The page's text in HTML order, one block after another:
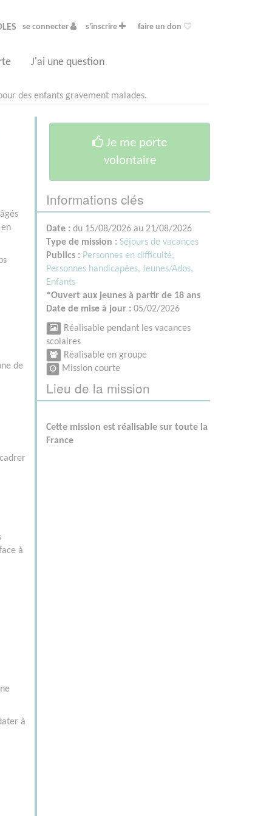
se connecter s'inscrire faire un don
J'ai une question
des enfants gravement malades.
de
à
à
Je me porte
volontaire
Informations clés
Date : du 15/08/2026 au 21/08/2026
Type de mission : Séjours de vacances
Publics : Personnes en difficulté,
Personnes handicapées, Jeunes/Ados,
Enfants
*Ouvert aux jeunes à partir de 18 ans
Date de mise à jour : 05/02/2026
Réalisable pendant les vacances
scolaires
Réalisable en groupe
Mission courte
Lieu de la mission
Cette mission est réalisable sur toute la
France